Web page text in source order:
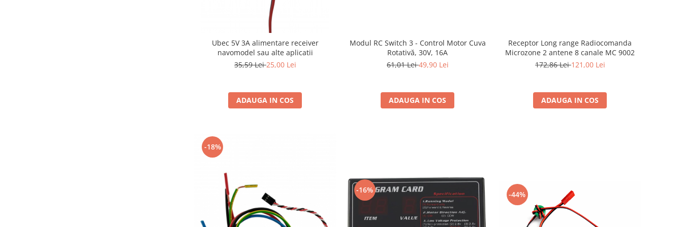
Ubec 5V 3A alimentare receiver
navomodel sau alte aplicatii
35,59 Lei25,00 Lei
ADAUGA IN COS
Modul RC Switch 3 - Control Motor Cuva
Rotativă, 30V, 16A
61,01 Lei49,90 Lei
ADAUGA IN COS
Receptor Long range Radiocomanda
Microzone 2 antene 8 canale MC 9002
172,86 Lei121,00 Lei
ADAUGA IN COS
-18%
-16% -44%